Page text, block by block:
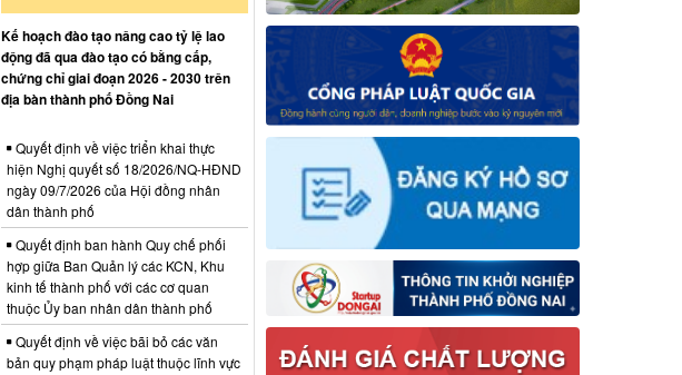
Kế hoạch đào tạo nâng cao tỷ lệ lao
động đã qua đào tạo có bằng cấp,
chứng chỉ giai đoạn 2026 - 2030 trên
địa bàn thành phố Đồng Nai
Quyết định về việc triển khai thực
hiện Nghị quyết số 18/2026/NQ-HĐND
ngày 09/7/2026 của Hội đồng nhân
dân thành phố
Quyết định ban hành Quy chế phối
hợp giữa Ban Quản lý các KCN, Khu
kinh tế thành phố với các cơ quan
thuộc Ủy ban nhân dân thành phố
Quyết định về việc bãi bỏ các văn
bản quy phạm pháp luật thuộc lĩnh vực